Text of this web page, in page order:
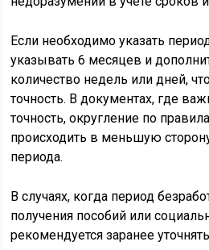
Если необходимо указать
указывать 6 месяцев и
количество недель или дней,
точность. В документах, где
точность, округление по
происходить в меньшую
периода.
В случаях, когда период
получения пособий или
рекомендуется заранее